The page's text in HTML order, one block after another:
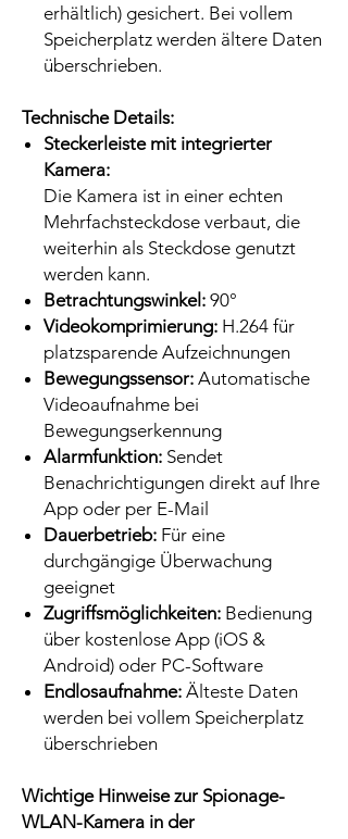
erhältlich) gesichert. Bei vollem
Speicherplatz werden ältere Daten
überschrieben.
Technische Details:
Steckerleiste mit integrierter
Kamera:
Die Kamera ist in einer echten
Mehrfachsteckdose verbaut, die
weiterhin als Steckdose genutzt
werden kann.
Betrachtungswinkel: 90°
Videokomprimierung: H.264 für
platzsparende Aufzeichnungen
Bewegungssensor: Automatische
Videoaufnahme bei
Bewegungserkennung
Alarmfunktion: Sendet
Benachrichtigungen direkt auf Ihre
App oder per E-Mail
Dauerbetrieb: Für eine
durchgängige Überwachung
geeignet
Zugriffsmöglichkeiten: Bedienung
über kostenlose App (iOS &
Android) oder PC-Software
Endlosaufnahme: Älteste Daten
werden bei vollem Speicherplatz
überschrieben
Wichtige Hinweise zur Spionage-
WLAN-Kamera in der